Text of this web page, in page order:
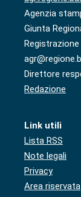
Agenzia
Giunta
Direttore
Redazione
Link utili
Lista RSS
Note legali
Privacy
Area riservata